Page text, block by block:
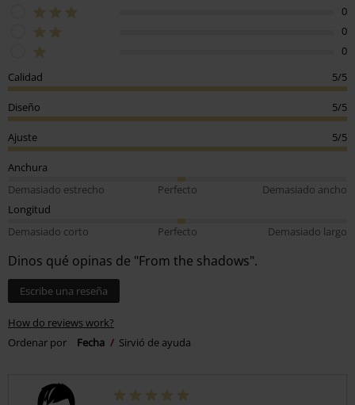
0
0
0
Calidad
5/5
Diseño 5/5
Ajuste 5/5
Anchura
Demasiado estrecho
Perfecto
Demasiado ancho
Longitud
Demasiado corto
Perfecto Demasiado largo
Dinos qué opinas de "From the shadows".
Escribe una reseña
How do reviews work?
Ordenar por
Fecha Sirvió de ayuda